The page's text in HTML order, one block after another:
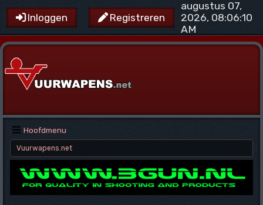
Inloggen Registreren
augustus 07,
2026, 08:06:10
AM
Hoofdmenu
Vuurwapens.net